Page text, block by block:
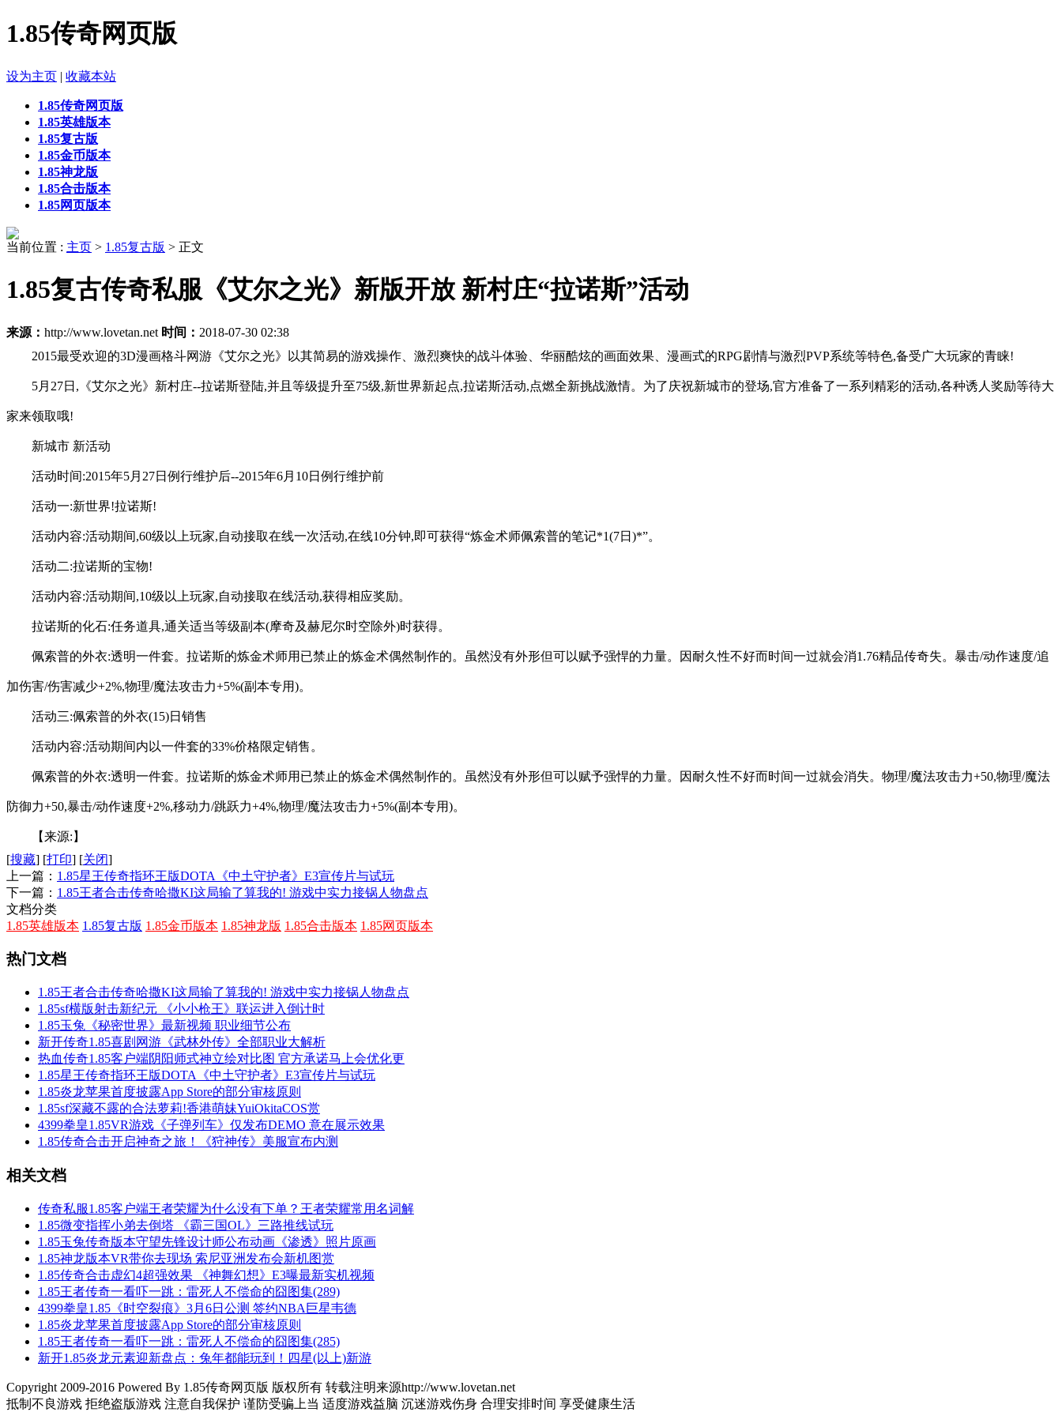
1.85传奇网页版
设为主页 | 收藏本站
1.85传奇网页版
1.85英雄版本
1.85复古版
1.85金币版本
1.85神龙版
1.85合击版本
1.85网页版本
当前位置 : 主页 > 1.85复古版 > 正文
1.85复古传奇私服《艾尔之光》新版开放 新村庄“拉诺斯”活动
来源： http://www.lovetan.net 时间： 2018-07-30 02:38
2015最受欢迎的3D漫画格斗网游《艾尔之光》以其简易的游戏操作、激烈爽快的战斗体验、华丽酷炫的画面效果、漫画式的RPG剧情与激烈PVP系统等特色,备受广大玩家的青睐!
5月27日,《艾尔之光》新村庄--拉诺斯登陆,并且等级提升至75级,新世界新起点,拉诺斯活动,点燃全新挑战激情。为了庆祝新城市的登场,官方准备了一系列精彩的活动,各种诱人奖励等待大
家来领取哦!
新城市 新活动
活动时间:2015年5月27日例行维护后--2015年6月10日例行维护前
活动一:新世界!拉诺斯!
活动内容:活动期间,60级以上玩家,自动接取在线一次活动,在线10分钟,即可获得“炼金术师佩索普的笔记*1(7日)*”。
活动二:拉诺斯的宝物!
活动内容:活动期间,10级以上玩家,自动接取在线活动,获得相应奖励。
拉诺斯的化石:任务道具,通关适当等级副本(摩奇及赫尼尔时空除外)时获得。
佩索普的外衣:透明一件套。拉诺斯的炼金术师用已禁止的炼金术偶然制作的。虽然没有外形但可以赋予强悍的力量。因耐久性不好而时间一过就会消1.76精品传奇失。暴击/动作速度/追
加伤害/伤害减少+2%,物理/魔法攻击力+5%(副本专用)。
活动三:佩索普的外衣(15)日销售
活动内容:活动期间内以一件套的33%价格限定销售。
佩索普的外衣:透明一件套。拉诺斯的炼金术师用已禁止的炼金术偶然制作的。虽然没有外形但可以赋予强悍的力量。因耐久性不好而时间一过就会消失。物理/魔法攻击力+50,物理/魔法
防御力+50,暴击/动作速度+2%,移动力/跳跃力+4%,物理/魔法攻击力+5%(副本专用)。
【来源:】
[搜藏] [打印] [关闭]
上一篇： 1.85星王传奇指环王版DOTA《中土守护者》E3宣传片与试玩
下一篇： 1.85王者合击传奇哈撒KI这局输了算我的! 游戏中实力接锅人物盘点
文档分类
1.85英雄版本 1.85复古版 1.85金币版本 1.85神龙版 1.85合击版本 1.85网页版本
热门文档
1.85王者合击传奇哈撒KI这局输了算我的! 游戏中实力接锅人物盘点
1.85sf横版射击新纪元 《小小枪王》联运进入倒计时
1.85玉兔《秘密世界》最新视频 职业细节公布
新开传奇1.85喜剧网游《武林外传》全部职业大解析
热血传奇1.85客户端阴阳师式神立绘对比图 官方承诺马上会优化更
1.85星王传奇指环王版DOTA《中土守护者》E3宣传片与试玩
1.85炎龙苹果首度披露App Store的部分审核原则
1.85sf深藏不露的合法萝莉!香港萌妹YuiOkitaCOS赏
4399拳皇1.85VR游戏《子弹列车》仅发布DEMO 意在展示效果
1.85传奇合击开启神奇之旅！《狩神传》美服宣布内测
相关文档
传奇私服1.85客户端王者荣耀为什么没有下单？王者荣耀常用名词解
1.85微变指挥小弟去倒塔 《霸三国OL》三路推线试玩
1.85玉兔传奇版本守望先锋设计师公布动画《渗透》照片原画
1.85神龙版本VR带你去现场 索尼亚洲发布会新机图赏
1.85传奇合击虚幻4超强效果 《神舞幻想》E3曝最新实机视频
1.85王者传奇一看吓一跳：雷死人不偿命的囧图集(289)
4399拳皇1.85《时空裂痕》3月6日公测 签约NBA巨星韦德
1.85炎龙苹果首度披露App Store的部分审核原则
1.85王者传奇一看吓一跳：雷死人不偿命的囧图集(285)
新开1.85炎龙元素迎新盘点：兔年都能玩到！四星(以上)新游
Copyright 2009-2016 Powered By 1.85传奇网页版 版权所有 转载注明来源http://www.lovetan.net
抵制不良游戏 拒绝盗版游戏 注意自我保护 谨防受骗上当 适度游戏益脑 沉迷游戏伤身 合理安排时间 享受健康生活